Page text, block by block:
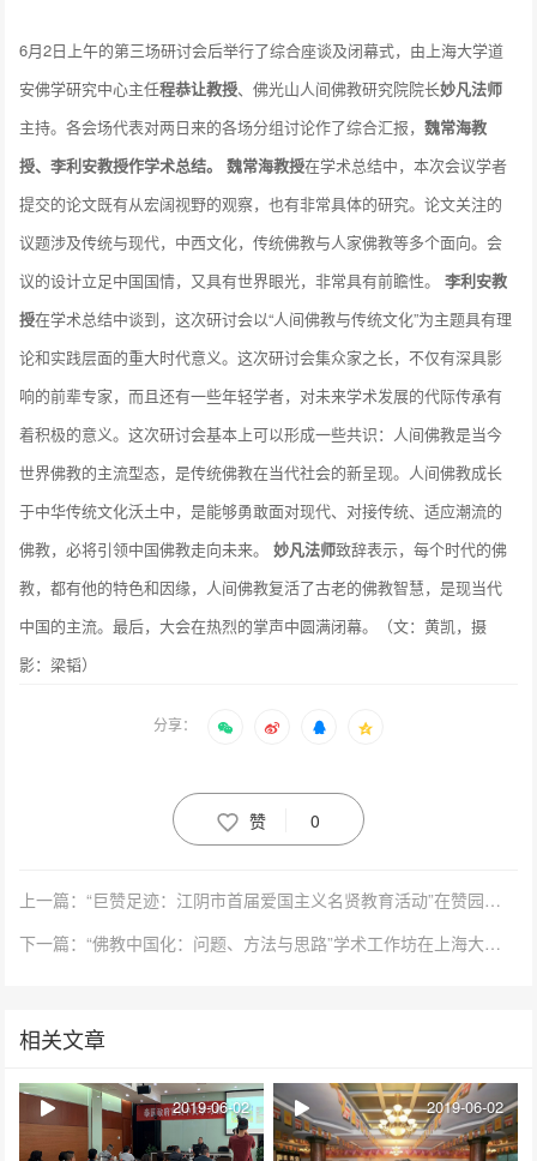
6月2日上午的第三场研讨会后举行了综合座谈及闭幕式，由上海大学道
安佛学研究中心主任程恭让教授、佛光山人间佛教研究院院长妙凡法师
主持。各会场代表对两日来的各场分组讨论作了综合汇报，魏常海教
授、李利安教授作学术总结。
魏常海教授在学术总结中，本次会议学者
提交的论文既有从宏阔视野的观察，也有非常具体的研究。论文关注的
议题涉及传统与现代，中西文化，传统佛教与人家佛教等多个面向。会
议的设计立足中国国情，又具有世界眼光，非常具有前瞻性。李利安教
授在学术总结中谈到，这次研讨会以“人间佛教与传统文化”为主题具有理
论和实践层面的重大时代意义。这次研讨会集众家之长，不仅有深具影
响的前辈专家，而且还有一些年轻学者，对未来学术发展的代际传承有
着积极的意义。这次研讨会基本上可以形成一些共识：人间佛教是当今
世界佛教的主流型态，是传统佛教在当代社会的新呈现。人间佛教成长
于中华传统文化沃土中，是能够勇敢面对现代、对接传统、适应潮流的
佛教，必将引领中国佛教走向未来。妙凡法师致辞表示，每个时代的佛
教，都有他的特色和因缘，人间佛教复活了古老的佛教智慧，是现当代
中国的主流。最后，大会在热烈的掌声中圆满闭幕。（文：黄凯，摄
影：梁韬）
分享：
赞 0
上一篇：“巨赞足迹：江阴市首届爱国主义名贤教育活动”在赞园举行
下一篇：“佛教中国化：问题、方法与思路”学术工作坊在上海大学举办
相关文章
2019-06-02 2019-06-02